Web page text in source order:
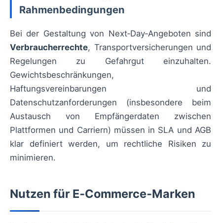
Rahmenbedingungen
Bei der Gestaltung von Next‑Day‑Angeboten sind
Verbraucherrechte, Transportversicherungen und
Regelungen zu Gefahrgut einzuhalten.
Gewichtsbeschränkungen,
Haftungsvereinbarungen und
Datenschutzanforderungen (insbesondere beim
Austausch von Empfängerdaten zwischen
Plattformen und Carriern) müssen in SLA und AGB
klar definiert werden, um rechtliche Risiken zu
minimieren.
Nutzen für E‑Commerce‑Marken